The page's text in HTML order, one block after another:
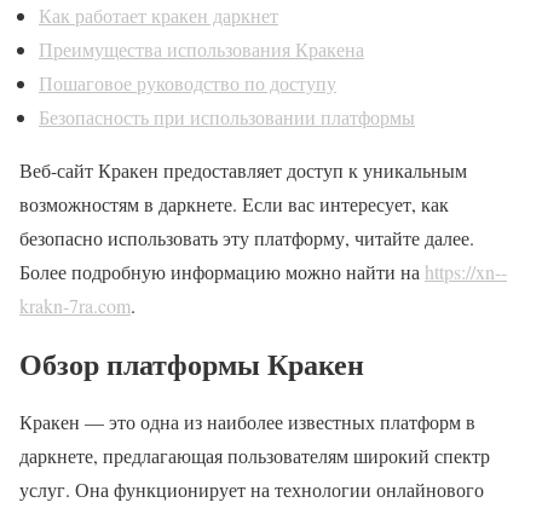
Как работает кракен даркнет
Преимущества использования Кракена
Пошаговое руководство по доступу
Безопасность при использовании платформы
Веб-сайт Кракен предоставляет доступ к уникальным
возможностям в даркнете. Если вас интересует, как
безопасно использовать эту платформу, читайте далее.
Более подробную информацию можно найти на https://xn--
krakn-7ra.com.
Обзор платформы Кракен
Кракен — это одна из наиболее известных платформ в
даркнете, предлагающая пользователям широкий спектр
услуг. Она функционирует на технологии онлайнового